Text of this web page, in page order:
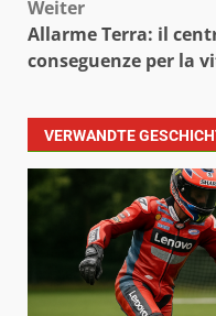
Weiter
Allarme Terra: il
conseguenze per la
VERWANDTE